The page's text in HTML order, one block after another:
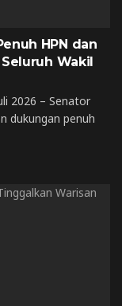
HPN dan
Wakil
2026 – Senator
dukungan penuh